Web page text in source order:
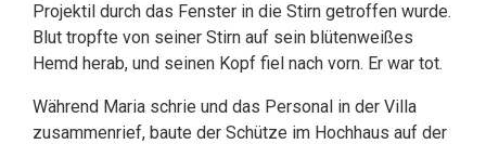
Projektil durch das Fenster in die Stirn getroffen wurde.
Blut tropfte von seiner Stirn auf sein blütenweißes
Hemd herab, und seinen Kopf fiel nach vorn. Er war tot.
Während Maria schrie und das Personal in der Villa
zusammenrief, baute der Schütze im Hochhaus auf der